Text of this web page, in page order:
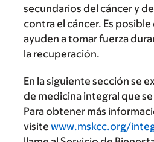
secundarios del cáncer y
contra el cáncer. Es
ayuden a tomar fuerza
la recuperación.
En la siguiente sección se
de medicina integral que
Para obtener más
visite www.mskcc.org/